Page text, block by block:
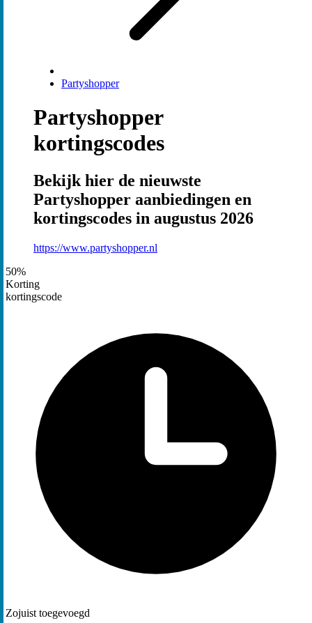
Partyshopper
Partyshopper
kortingscodes
Bekijk hier de nieuwste
Partyshopper aanbiedingen en
kortingscodes in augustus 2026
https://www.partyshopper.nl
50%
Korting
kortingscode
Zojuist toegevoegd